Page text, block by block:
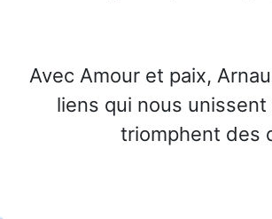
Avec Amour et paix,
liens qui nous
triomphent des